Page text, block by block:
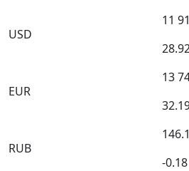
USD
11
EUR
13
RUB
-0.18